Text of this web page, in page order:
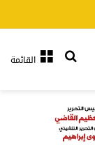
القائمةبحث عن